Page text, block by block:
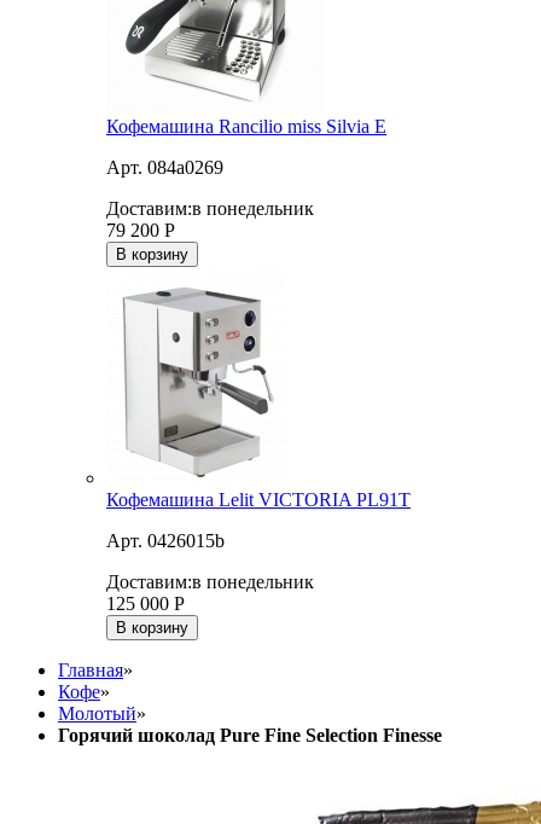
Кофемашина Rancilio miss Silvia E
Арт. 084a0269
Доставим:в понедельник
79 200 Р
В корзину
Кофемашина Lelit VICTORIA PL91T
Арт. 0426015b
Доставим:в понедельник
125 000 Р
В корзину
Главная»
Кофе»
Молотый»
Горячий шоколад Pure Fine Selection Finesse